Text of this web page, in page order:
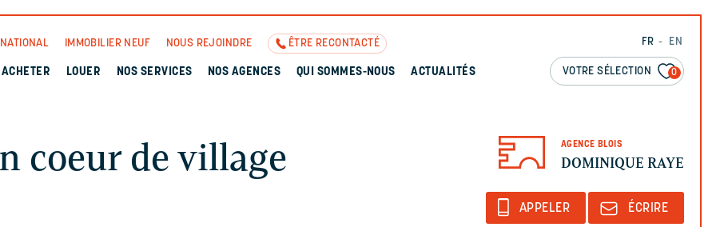
FR EN
VOTRE SÉLECTION 0
IMMOBILIER NEUF NOUS REJOINDRE ÊTRE RECONTACTÉ
ACHETER LOUER NOS SERVICES NOS AGENCES QUI SOMMES-NOUS ACTUALITÉS
AGENCE BLOIS
DOMINIQUE RAYE
coeur de village
APPELER ÉCRIRE